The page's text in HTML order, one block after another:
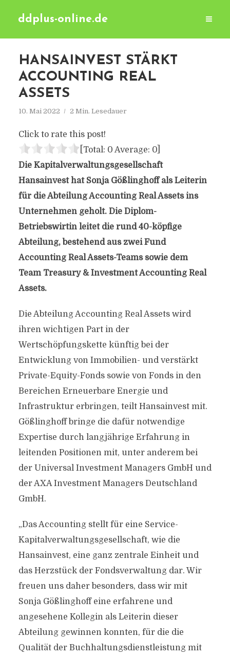
ddplus-online.de
HANSAINVEST STÄRKT
ACCOUNTING REAL
ASSETS
10. Mai 2022 2 Min. Lesedauer
Click to rate this post!
[Total: 0 Average: 0]
Die Kapitalverwaltungsgesellschaft
Hansainvest hat Sonja Gößlinghoff als Leiterin
für die Abteilung Accounting Real Assets ins
Unternehmen geholt. Die Diplom-
Betriebswirtin leitet die rund 40-köpfige
Abteilung, bestehend aus zwei Fund
Accounting Real Assets-Teams sowie dem
Team Treasury & Investment Accounting Real
Assets.
Die Abteilung Accounting Real Assets wird
ihren wichtigen Part in der
Wertschöpfungskette künftig bei der
Entwicklung von Immobilien- und verstärkt
Private-Equity-Fonds sowie von Fonds in den
Bereichen Erneuerbare Energie und
Infrastruktur erbringen, teilt Hansainvest mit.
Gößlinghoff bringe die dafür notwendige
Expertise durch langjährige Erfahrung in
leitenden Positionen mit, unter anderem bei
der Universal Investment Managers GmbH und
der AXA Investment Managers Deutschland
GmbH.
„Das Accounting stellt für eine Service-
Kapitalverwaltungsgesellschaft, wie die
Hansainvest, eine ganz zentrale Einheit und
das Herzstück der Fondsverwaltung dar. Wir
freuen uns daher besonders, dass wir mit
Sonja Gößlinghoff eine erfahrene und
angesehene Kollegin als Leiterin dieser
Abteilung gewinnen konnten, für die die
Qualität der Buchhaltungsdienstleistung mit